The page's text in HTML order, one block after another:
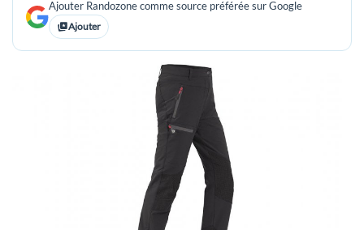
Ajouter Randozone comme source préférée sur Google
Ajouter